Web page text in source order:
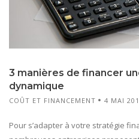
3 manières de financer
dynamique
COÛT ET FINANCEMENT 4 MAI
Pour s’adapter à votre stratégie